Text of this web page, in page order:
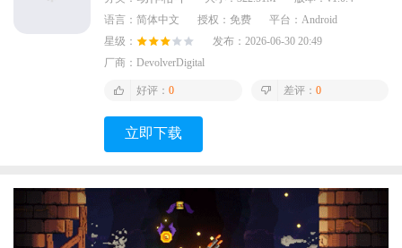
语言： 简体中文 授权： 免费 平台： Android
星级：
发布： 2026-06-30 20:49
厂商： DevolverDigital
好评： 0 差评： 0
立即下载